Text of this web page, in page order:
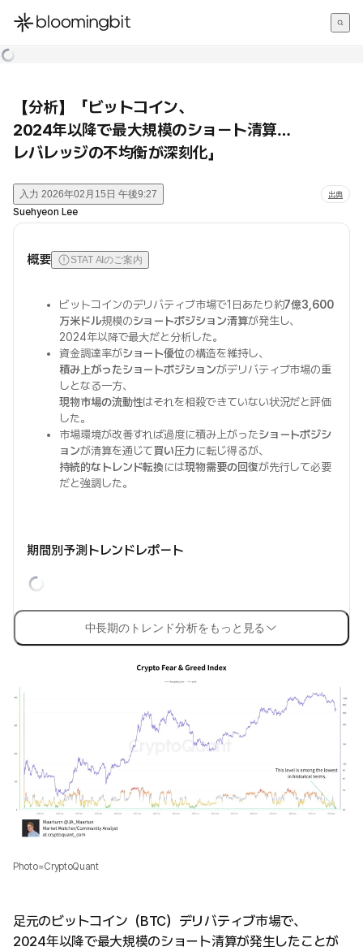
한국어
【分析】「ビットコイン、
2024年以降で最大規模のショート清算…
レバレッジの不均衡が深刻化」
入力 2026年02月15日 午後9:27 出典
Suehyeon Lee
概要 STAT AIのご案内
ビットコインのデリバティブ市場で1日あたり約7億3,600
万米ドル規模のショートポジション清算が発生し、
2024年以降で最大だと分析した。
資金調達率がショート優位の構造を維持し、
積み上がったショートポジションがデリバティブ市場の重
しとなる一方、
現物市場の流動性はそれを相殺できていない状況だと評価
した。
市場環境が改善すれば過度に積み上がったショートポジシ
ョンが清算を通じて買い圧力に転じ得るが、
持続的なトレンド転換には現物需要の回復が先行して必要
だと強調した。
期間別予測トレンドレポート
中長期のトレンド分析をもっと見る
Photo=CryptoQuant
足元のビットコイン（BTC）デリバティブ市場で、
2024年以降で最大規模のショート清算が発生したことが